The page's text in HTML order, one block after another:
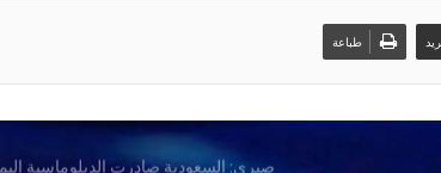
طباعة
جرائم الحرب المرتكبة في اليمن